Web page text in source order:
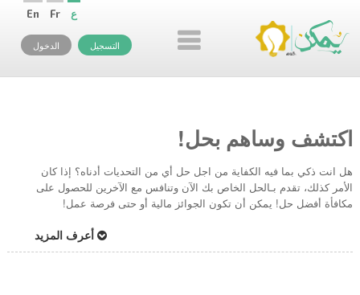
En Fr ع
التسجيل الدخول
اكتشف وساهم بحل!
هل انت ذكي بما فيه الكفاية من اجل حل أي من التحديات أدناه؟ إذا كان
الأمر كذلك، تقدم بـالحل الخاص بك الآن وتنافس مع الآخرين للحصول على
مكافأة أفضل حل! يمكن أن تكون الجوائز مالية أو حتى فرصة عمل!
أعرف المزيد